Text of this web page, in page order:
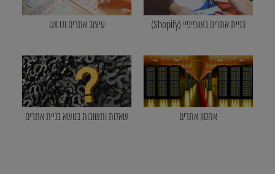
בניית אתרים בשופיפיי (Shopify) עיצוב אתרים UX UI
אחסון אתרים שאלות ותשובות בנושא בניית אתרים